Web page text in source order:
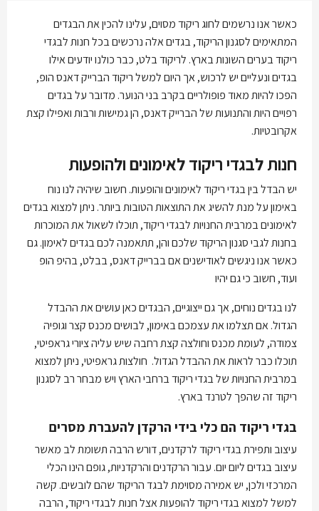
כאשר אנו נרשמים לחוג ריקוד מסוים, עלינו להכין את הבגדים
המתאימים לסגנון הריקוד, בגדים אלה נרכשים בכל חנות לבגדי
ריקוד בערים השונות בארץ. לריקוד בלט, כבר כולנו יודעים אילו
בגדים ונעליים יש לרכוש, אך היום למשל ריקוד הברייק דאנס הופ,
הפכו להיות מאוד פופולריים בקרב בני הנוער. מדובר על בגדים
רפויים היות והתנועות של הברייק דאנס, הן גמישות ורבות ואפילו קצת
אקרובטיות.
חנות לבגדי ריקוד לאימונים ולהופעות
יש הבדל בין בגדי ריקוד לאימונים והופעות. חשוב שיהיה לנו נוח
באימון על מנת להשיג את התוצאות הטובות ביותר. ניתן למצוא בגדים
לאימונים במרבית החנויות לבגדי ריקוד, תוכלו לשאול את המוכרות
בחנות לגבי סגנון הריקוד שלכם והן, תתאמנה לכם בגדים לאימון. גם
כאשר אנו ניגשים לאודישנים אם בברייק דאנס, בבלט, בהיפ הופ
ועוד, חשוב כי גם יהיו
לנו בגדים נוחים, אך גם ייצוגיים, הבגדים כאן עושים את ההבדל
הגדול. אם תצלמו את עצמכם באימון, לבושים מכנס קצר וגופיה
צמודה, לעומת מכנס וחולצה קצת רחבה שיש עליה ציורי גראפיטי,
תוכלו כבר לראות את ההבדל הגדול. חולצות גראפיטי, ניתן למצוא
במרבית החנויות של בגדי ריקוד ברחבי הארץ ויש מבחר רב לסגנון
ריקוד זה שהפך לטרנד בארץ.
בגדי ריקוד הם כלי בידי הרקדן להעברת מסרים
עיצוב ותפירת בגדי ריקוד לרקדנים, דורש הרבה תשומת לב מאשר
עיצוב בגדים ליום יום. עבור הרקדנים והרקדניות, גופם הינו הכלי
המרכזי ולכן, יש אמירה מסוימת לבגד הריקוד שהם לובשים. קשה
למשל למצוא בגדי ריקוד להופעות אצל חנות לבגדי ריקוד, הרבה